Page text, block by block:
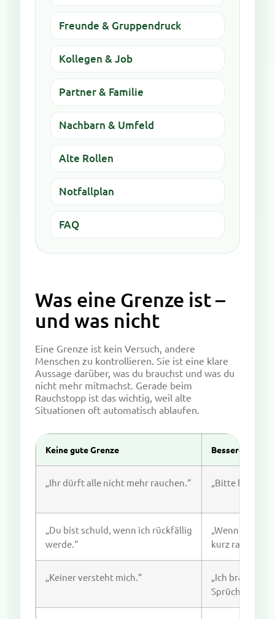
Freunde & Gruppendruck
Kollegen & Job
Partner & Familie
Nachbarn & Umfeld
Alte Rollen
Notfallplan
FAQ
Was eine Grenze ist –
und was nicht
Eine Grenze ist kein Versuch, andere
Menschen zu kontrollieren. Sie ist eine klare
Aussage darüber, was du brauchst und was du
nicht mehr mitmachst. Gerade beim
Rauchstopp ist das wichtig, weil alte
Situationen oft automatisch ablaufen.
Keine gute Grenze Bessere Grenze
„Ihr dürft alle nicht mehr rauchen.“ „Bitte bietet
„Du bist schuld, wenn ich rückfällig
werde.“
„Wenn hier
kurz raus.“
„Keiner versteht mich.“
„Ich brauche
Sprüche und